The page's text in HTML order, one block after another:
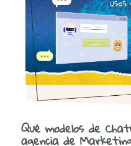
Qué modelos de
agencia de